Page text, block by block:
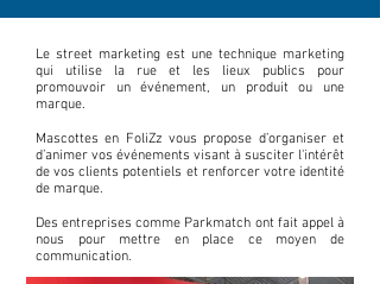
Le street marketing est une technique marketing
qui utilise la rue et les lieux publics pour
promouvoir un événement, un produit ou une
marque.
Mascottes en FoliZz vous propose d’organiser et
d’animer vos événements visant à susciter l'intérêt
de vos clients potentiels et renforcer votre identité
de marque.
Des entreprises comme Parkmatch ont fait appel à
nous pour mettre en place ce moyen de
communication.